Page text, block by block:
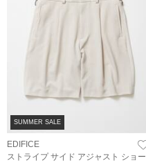
SUMMER SALE
EDIFICE
ストライプ サイド アジャスト ショー